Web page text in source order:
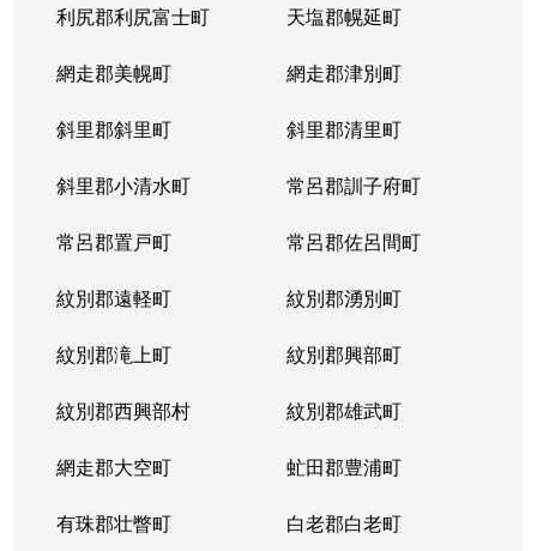
利尻郡利尻富士町 天塩郡幌延町
網走郡美幌町 網走郡津別町
斜里郡斜里町 斜里郡清里町
斜里郡小清水町 常呂郡訓子府町
常呂郡置戸町 常呂郡佐呂間町
紋別郡遠軽町 紋別郡湧別町
紋別郡滝上町 紋別郡興部町
紋別郡西興部村 紋別郡雄武町
網走郡大空町 虻田郡豊浦町
有珠郡壮瞥町 白老郡白老町